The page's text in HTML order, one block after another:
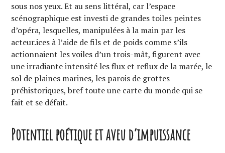
sous nos yeux. Et au sens littéral, car l’espace
scénographique est investi de grandes toiles peintes
d’opéra, lesquelles, manipulées à la main par les
acteur.ices à l’aide de fils et de poids comme s’ils
actionnaient les voiles d’un trois-mât, figurent avec
une irradiante intensité les flux et reflux de la marée, le
sol de plaines marines, les parois de grottes
préhistoriques, bref toute une carte du monde qui se
fait et se défait.
Potentiel poétique et aveu d’impuissance